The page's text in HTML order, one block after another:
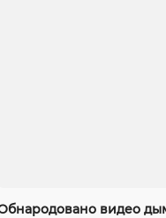
видео